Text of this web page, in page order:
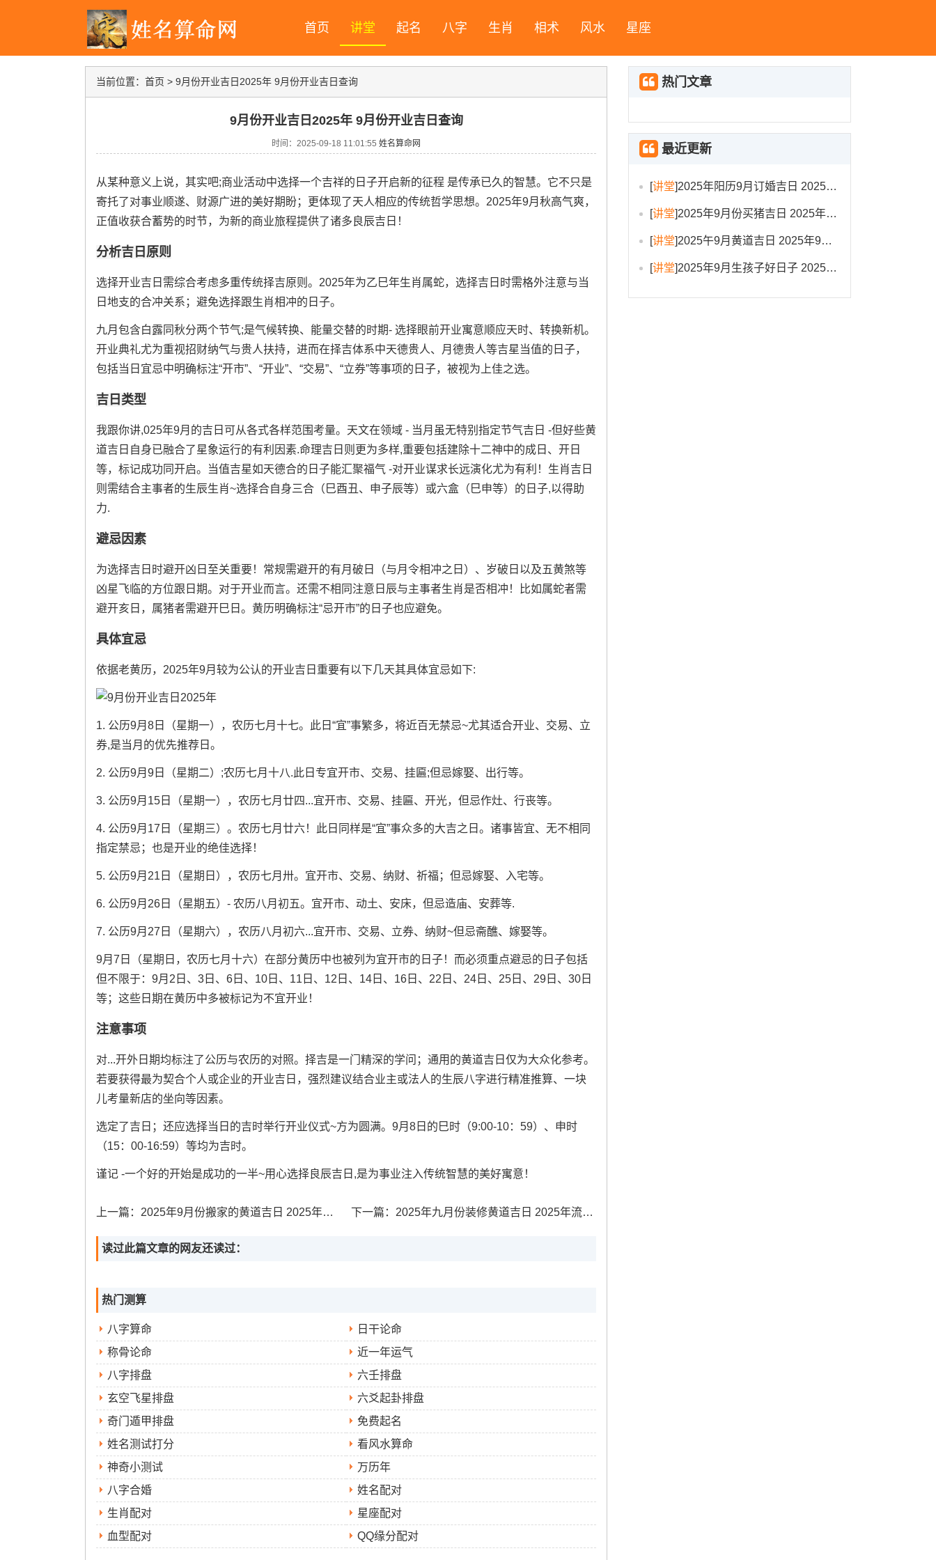
首页 讲堂 起名 八字 生肖 相术 风水 星座
当前位置： 首页 > 9月份开业吉日2025年 9月份开业吉日查询
9月份开业吉日2025年 9月份开业吉日查询
时间：2025-09-18 11:01:55 姓名算命网
从某种意义上说，其实吧;商业活动中选择一个吉祥的日子开启新的征程 是传承已久的智慧。它不只是
寄托了对事业顺遂、财源广进的美好期盼；更体现了天人相应的传统哲学思想。2025年9月秋高气爽，
正值收获合蓄势的时节，为新的商业旅程提供了诸多良辰吉日！
分析吉日原则
选择开业吉日需综合考虑多重传统择吉原则。2025年为乙巳年生肖属蛇，选择吉日时需格外注意与当
日地支的合冲关系；避免选择跟生肖相冲的日子。
九月包含白露同秋分两个节气;是气候转换、能量交替的时期- 选择眼前开业寓意顺应天时、转换新机。
开业典礼尤为重视招财纳气与贵人扶持，进而在择吉体系中天德贵人、月德贵人等吉星当值的日子，
包括当日宜忌中明确标注“开市”、“开业”、“交易”、“立券”等事项的日子，被视为上佳之选。
吉日类型
我跟你讲,025年9月的吉日可从各式各样范围考量。天文在领域 - 当月虽无特别指定节气吉日 -但好些黄
道吉日自身已融合了星象运行的有利因素.命理吉日则更为多样,重要包括建除十二神中的成日、开日
等，标记成功同开启。当值吉星如天德合的日子能汇聚福气 -对开业谋求长远演化尤为有利！生肖吉日
则需结合主事者的生辰生肖~选择合自身三合（巳酉丑、申子辰等）或六盒（巳申等）的日子,以得助
力.
避忌因素
为选择吉日时避开凶日至关重要！常规需避开的有月破日（与月令相冲之日）、岁破日以及五黄煞等
凶星飞临的方位跟日期。对于开业而言。还需不相同注意日辰与主事者生肖是否相冲！比如属蛇者需
避开亥日，属猪者需避开巳日。黄历明确标注“忌开市”的日子也应避免。
具体宜忌
依据老黄历，2025年9月较为公认的开业吉日重要有以下几天其具体宜忌如下:
1. 公历9月8日（星期一），农历七月十七。此日“宜”事繁多，将近百无禁忌~尤其适合开业、交易、立
券,是当月的优先推荐日。
2. 公历9月9日（星期二）;农历七月十八.此日专宜开市、交易、挂匾;但忌嫁娶、出行等。
3. 公历9月15日（星期一），农历七月廿四...宜开市、交易、挂匾、开光，但忌作灶、行丧等。
4. 公历9月17日（星期三）。农历七月廿六！此日同样是“宜”事众多的大吉之日。诸事皆宜、无不相同
指定禁忌；也是开业的绝佳选择！
5. 公历9月21日（星期日），农历七月卅。宜开市、交易、纳财、祈福；但忌嫁娶、入宅等。
6. 公历9月26日（星期五）- 农历八月初五。宜开市、动土、安床，但忌造庙、安葬等.
7. 公历9月27日（星期六），农历八月初六...宜开市、交易、立券、纳财~但忌斋醮、嫁娶等。
9月7日（星期日，农历七月十六）在部分黄历中也被列为宜开市的日子！而必须重点避忌的日子包括
但不限于：9月2日、3日、6日、10日、11日、12日、14日、16日、22日、24日、25日、29日、30日
等；这些日期在黄历中多被标记为不宜开业！
注意事项
对...开外日期均标注了公历与农历的对照。择吉是一门精深的学问；通用的黄道吉日仅为大众化参考。
若要获得最为契合个人或企业的开业吉日，强烈建议结合业主或法人的生辰八字进行精准推算、一块
儿考量新店的坐向等因素。
选定了吉日；还应选择当日的吉时举行开业仪式~方为圆满。9月8日的巳时（9:00-10：59）、申时
（15：00-16:59）等均为吉时。
谨记 -一个好的开始是成功的一半~用心选择良辰吉日,是为事业注入传统智慧的美好寓意！
上一篇： 2025年9月份搬家的黄道吉日 2025年九月份搬家和乔迁日专用日历 下一篇： 2025年九月份装修黄道吉日 2025年流行的装修
读过此篇文章的网友还读过：
热门测算
八字算命
日干论命
称骨论命
近一年运气
八字排盘
六壬排盘
玄空飞星排盘
六爻起卦排盘
奇门遁甲排盘
免费起名
姓名测试打分
看风水算命
神奇小测试
万历年
八字合婚
姓名配对
生肖配对
星座配对
血型配对
QQ缘分配对
热门文章
最近更新
[讲堂]2025年阳历9月订婚吉日 2025年9月订婚吉日有哪几天
[讲堂]2025年9月份买猪吉日 2025年9月买猪进圈吉日
[讲堂]2025午9月黄道吉日 2025年9月黄道吉日一览表大全
[讲堂]2025年9月生孩子好日子 2025年9月哪天生孩子比较好